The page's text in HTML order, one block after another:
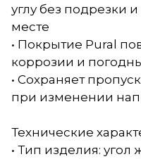
углу без подрезки
месте
• Покрытие Pural
коррозии и
• Сохраняет
при изменении
Технические
• Тип изделия: